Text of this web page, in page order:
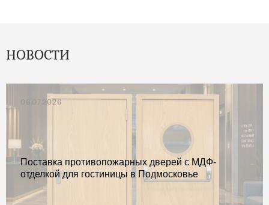
НОВОСТИ
06.07.2026
Поставка противопожарных дверей с МДФ-
отделкой для гостиницы в Подмосковье